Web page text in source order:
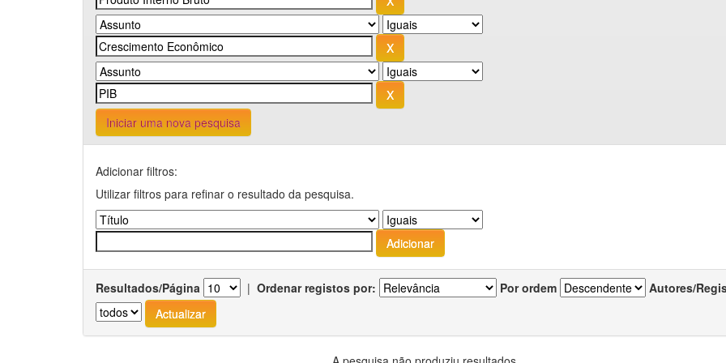
Iniciar uma nova pesquisa
Adicionar filtros:
Utilizar filtros para refinar o resultado da pesquisa.
Resultados/Página | Ordenar registos por: Por ordem Autores/